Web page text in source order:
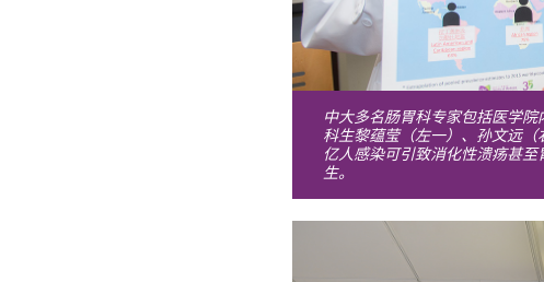
中大多名肠胃科专家包括医学
科生黎蕴莹（左一）、孙文远
亿人感染可引致消化性溃疡甚
生。